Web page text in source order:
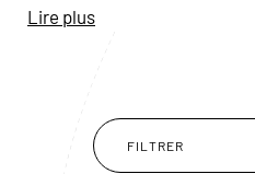
épisodes empruntés à la
grands personnages de la
transformées en hôtels.
Lire plus
FILTRER